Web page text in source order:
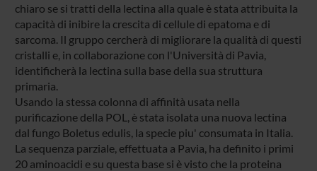
chiaro se si tratti della lectina alla quale è stata attribuita la
capacità di inibire la crescita di cellule di epatoma e di
sarcoma. Il gruppo cercherà di migliorare la qualità di questi
cristalli e, in collaborazione con l'Università di Pavia,
identificherà la lectina sulla base della sua struttura
primaria.
Usando la stessa colonna di affinità usata nella
purificazione della POL, è stata isolata una nuova lectina
dal fungo Boletus edulis, la specie piu' consumata in Italia.
La sequenza parziale, effettuata a Pavia, ha definito i primi
20 aminoacidi e su questa base si è visto che la proteina